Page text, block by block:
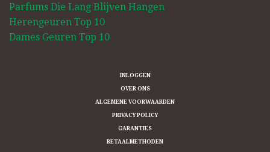
Parfums Die Lang Blijven Hangen
Herengeuren Top 10
Dames Geuren Top 10
INLOGGEN
OVER ONS
ALGEMENE VOORWAARDEN
PRIVACY POLICY
GARANTIES
BETAALMETHODEN